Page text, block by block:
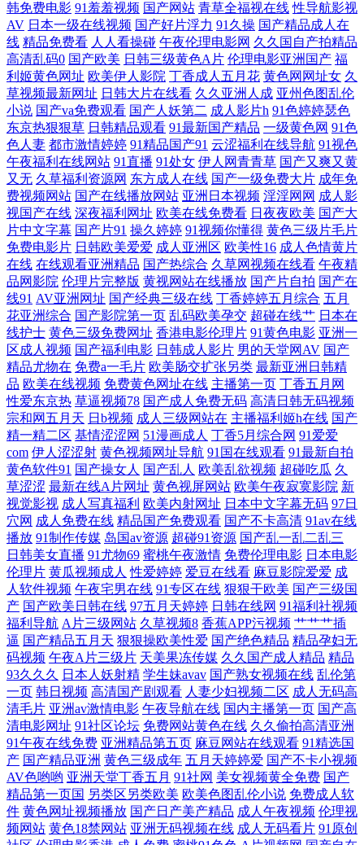
97资源亚洲综合 国产91日本精品 九一豆花网站 欧美伦埋乱码午夜 日日夜
夜污污 亚洲不卡a 91最新在线观看网址 精品在线视频2 青娱乐91在线轻轻
草 午夜成人精品视频在线 91www涩色 91视频日本 ts米兰黑丝另类 国产不
卡的视频 久操网影片 天堂成人五区 91人妻视频 操逼操色图 国产乱子伦一
区二区三 老湿69福利 日韩伊人伦理导航 亚洲日韩欧美变态 91次元黄色观
看 99草视频 久久精品欧美 五月天亭亭色 91免费网站观看 91看片免费网址
韩国黄色视 青青草超踫 夜夜撸com 91国产白丝极品精品 91玉足 国产99在
线精品 日韩A级理论 91福利影院导航 大香蕉999 欧美性交影院 91国产在
线观 福利导航偷拍 美女bb 五月亭在线 91传媒在线观看视频 精品国产国偷
在线观看 久久黄色视频网址 五月狠狠精品人妻 91视频在线观看 成人岛国
搬运工 91白丝操 91色惰网 www97影院 久草国产视频在线一起 色女人的
天堂网 夜色网址 95在线国产视频 欧美久久一欠 香蕉国产视频 91大神在线
电影观看 97色色com 韩国色片妈妈8 午夜国产95 91天堂9199 国产精品第
页 欧美亚洲春色 91超碰在线人人 天堂网91 久久国产精品影院 日韩妞妞黄
色网 香蕉视频视频18 五月天婷婷综合社区网 国产亚洲欧美日朝成人 日本
黑丝大乳后入 91c仔丝袜在线 97人妻人人射 韩国A片伦理在线观看 色猫av
影院 91黑料网站入口 东方四虎私人影院 青青草综合有 91插逼 福利姬在线
视频91 欧美两性性交 亚洲天堂网2026 91乱子伦国产精 国产在线五月丁香
深夜福利视视频 91麻豆精产国品 Av大全观看 久久成人欧美 午夜成人黑料
福利 91人妻白丝 岛国下线第一页 久久草视频 一区二区不卡熟妇 www91
探花 久久五月天丁香网 亚洲欧美日韩成人 91微拍网 久久五月天丁香网 五
韩免费电影 91羞羞视频 国产网站 青草全福视在线 性导航影视
AV 日本一级在线视频 国产好片浮力 91久操 国产精品成人在
线 精品免费看 人人看操碰 午夜伦理电影网 久久国自产拍精品
高清乱码0 国产欧美 日韩三级黄色A片 伦理电影亚洲国产 福
利姬黄色网址 欧美伊人影院 丁香成人五月花 黄色网网址女 久
草视频最新网址 日韩大片在线看 久久亚洲人成 亚州色图乱伦
小说 国产va免费观看 国产人妖第二 成人影片h 91色婷婷瑟色
东京热狠狠草 日韩精品观看 91最新国产精品 一级黄色网 91色
色人妻 都市激情婷婷 91精品国产91 云涩福利在线导航 91视色
午夜福利在线网站 91直播 91处女 伊人网青青草 国产又爽又黄
又无 久草福利资源网 东方成人在线 国产一级免费大片 成年免
费视频网站 国产在线播放网站 亚洲日本视频 淫淫网网 成人影
视国产在线 深夜福利网址 欧美在线免费看 日夜夜欧美 国产大
片中文字幕 国产片91 操久婷婷 91视频你懂得 黄色三级片毛片
免费电影片 日韩欧美爱爱 成人亚洲区 欧美性16 成人色情黄片
在线 在线观看亚洲精品 国产热综合 久草网视频在线看 午夜精
品网影院 伦理片完整版 黄视网站在线播放 国产片自拍 国产在
线91 AV亚洲网址 国产经典三级在线 丁香婷婷五月综合 五月
花亚洲综合 国产影院第一页 乱码欧美孕交 超碰在线艹 日本在
线护士 黄色三级免费网址 香港电影伦理片 91黄色电影 亚洲一
区成人视频 国产福利电影 日韩成人影片 男的天堂网AV 国产
精品尤物在 免费a一毛片 欧美肠交扩张另类 最新亚洲日韩精
品 欧美在线视频 免费黄色网址在线 主播第一页 丁香五月网
性爱东京热 草逼视频78 国产成人免费无码 高清日韩无码视频
宗和网五月天 日b视频 成人三级网站在 主播福利姬h在线 国产
精一精二区 基情涩涩网 51漫画成人 丁香5月综合网 91爱爱
com 伊人涩涩射 黄色视频网址导航 91国在线观看 91最新自拍
黄色软件91 国产操女人 国产乱人 欧美乱欲视频 超碰吃瓜 久
草涩涩 最新在线A片网址 黄色视屏网站 欧美午夜寂寞影院 新
视觉影视 成人写真福利 欧美内射网址 日本中文字幕无码 97日
穴网 成人免费在线 精品国产免费观看 国产不卡高清 91av在线
播放 91制作传媒 岛国av资源 超碰91资源 国产乱一乱二乱三
日韩美女直播 91尤物69 蜜桃午夜激情 免费伦理电影 日本电影
伦理片 黄瓜视频成人 性爱婷婷 爱豆在线看 麻豆影院爱爱 成
人软件视频 午夜宅男在线 91专区在线 狠狠干欧美 国产三级国
产 国产欧美日韩在线 97五月天婷婷 日韩在线网 91福利社视频
福利导航 A片三级网站 久草视频8 香蕉APP污视频 艹艹艹插
逼 国产精品五月天 狠狠操欧美性爱 国产绝色精品 精品孕妇无
码视频 午夜A片三级片 天美果冻传媒 久久国产成人精品 精品
93久久久 日本人妖射精 学生妹avav 国产熟女视频在线 乱伦第
一页 韩日视频 高清国产剧观看 人妻少妇视频二区 成人无码高
清毛片 亚洲av激情电影 午夜导航在线 国内主播第一页 国产高
清电影网址 91社区论坛 免费网站黄色在线 久久偷拍高清亚洲
91午夜在线免费 亚洲精品第五页 麻豆网站在线观看 91精选国
产 国产精品亚洲 黄色三级成年 五月天婷婷爱 国产不卡小视频
AV色哟哟 亚洲天堂丁香五月 91社网 美女视频黄全免费 国产
精品第一页国 另类区另类欧美 欧美色图乱伦小说 免费成人软
件 黄色网址视频播放 国产日产美产精品 成人午夜视频 伦理视
频网站 黄色18禁网站 亚洲无码视频在线 成人无码看片 91原创